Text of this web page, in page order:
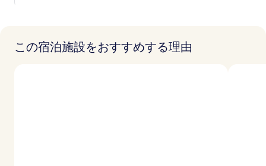
この宿泊施設をおすすめする理由